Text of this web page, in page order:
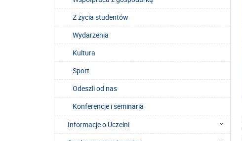
Z życia studentów
Wydarzenia
Kultura
Sport
Odeszli od nas
Konferencje i seminaria
Informacje o Uczelni